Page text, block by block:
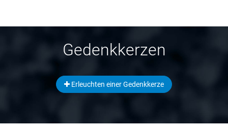
Gedenkkerzen
Erleuchten einer Gedenkkerze